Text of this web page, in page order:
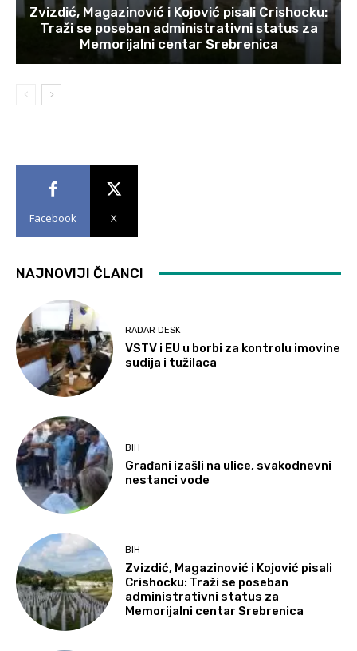
Zvizdić, Magazinović i Kojović pisali Crishocku:
Traži se poseban administrativni status za
Memorijalni centar Srebrenica
Facebook X
NAJNOVIJI ČLANCI
RADAR DESK
VSTV i EU u borbi za kontrolu imovine
sudija i tužilaca
BIH
Građani izašli na ulice, svakodnevni
nestanci vode
BIH
Zvizdić, Magazinović i Kojović pisali
Crishocku: Traži se poseban
administrativni status za
Memorijalni centar Srebrenica